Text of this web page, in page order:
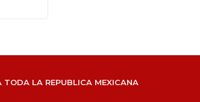
TODA LA REPUBLICA MEXICANA